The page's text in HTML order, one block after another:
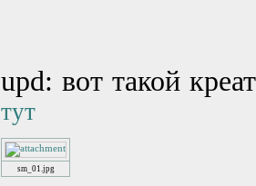
upd: вот такой
тут
sm_01.jpg